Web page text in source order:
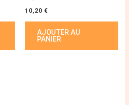
10,20 €
AJOUTER AU
PANIER